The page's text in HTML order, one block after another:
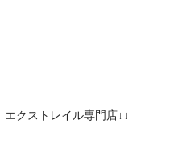
クストレイル専門店↓↓